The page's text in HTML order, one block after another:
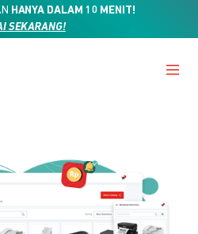
HANYA DALAM 10 MENIT!
SEKARANG!